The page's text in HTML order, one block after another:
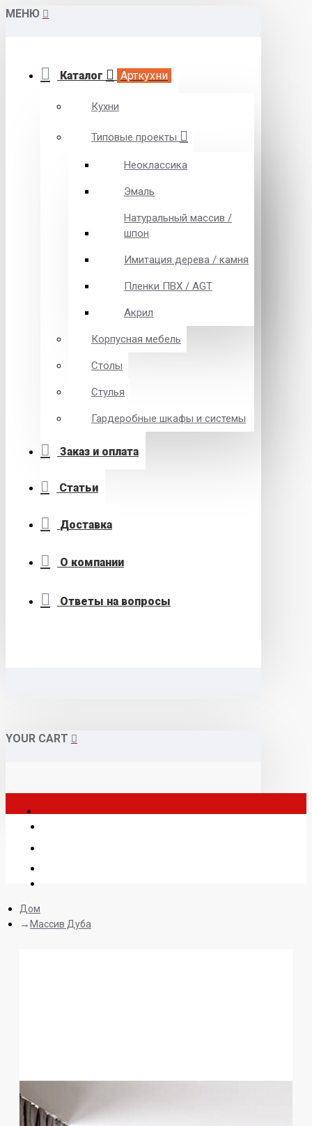
МЕНЮ
Каталог Арткухни
Кухни
Типовые проекты
Неоклассика
Эмаль
Натуральный массив /
шпон
Имитация дерева / камня
Пленки ПВХ / AGT
Акрил
Корпусная мебель
Столы
Стулья
Гардеробные шкафы и системы
Заказ и оплата
Статьи
Доставка
О компании
Ответы на вопросы
YOUR CART
Дом
Массив Дуба